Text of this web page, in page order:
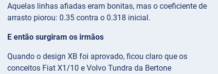
Aquelas linhas afiadas eram bonitas, mas o coeficiente de
arrasto piorou: 0.35 contra o 0.318 inicial.
E então surgiram os irmãos
Quando o design XB foi aprovado, ficou claro que os
conceitos Fiat X1/10 e Volvo Tundra da Bertone